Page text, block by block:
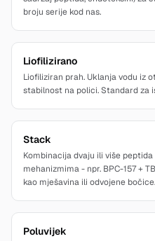
broju serije kod nas.
Liofilizirano
Liofiliziran prah. Uklanja vodu iz
stabilnost na polici. Standard za
Stack
Kombinacija dvaju ili više
mehanizmima - npr. BPC-157 +
kao mješavina ili odvojene bočice.
Poluvijek